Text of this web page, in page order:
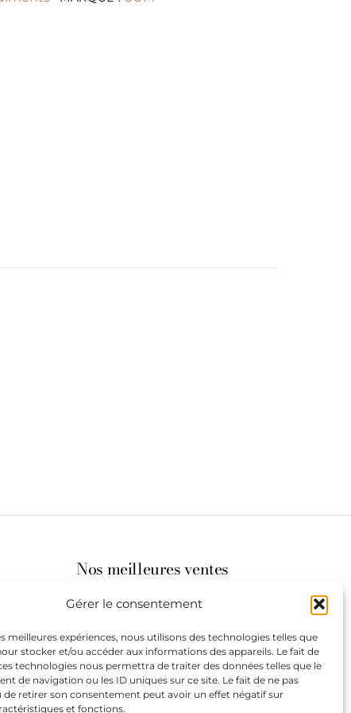
Gérer le consentement
meilleures expériences, nous utilisons des technologies telles que
stocker et/ou accéder aux informations des appareils. Le fait de
technologies nous permettra de traiter des données telles que le
de navigation ou les ID uniques sur ce site. Le fait de ne pas
de retirer son consentement peut avoir un effet négatif sur
et fonctions.
à
Nos meilleures ventes